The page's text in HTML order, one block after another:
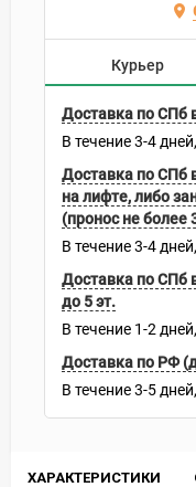
ХАРАКТЕРИСТИКИ
Курьер
Доставка по СПб
В течение3-4 дней
Доставка по СПб
на лифте, либо
(пронос не более
В течение3-4 дней
Доставка по СПб
до 5 эт.
В течение 1-2 дней
Доставка по РФ
В течение3-5 дней